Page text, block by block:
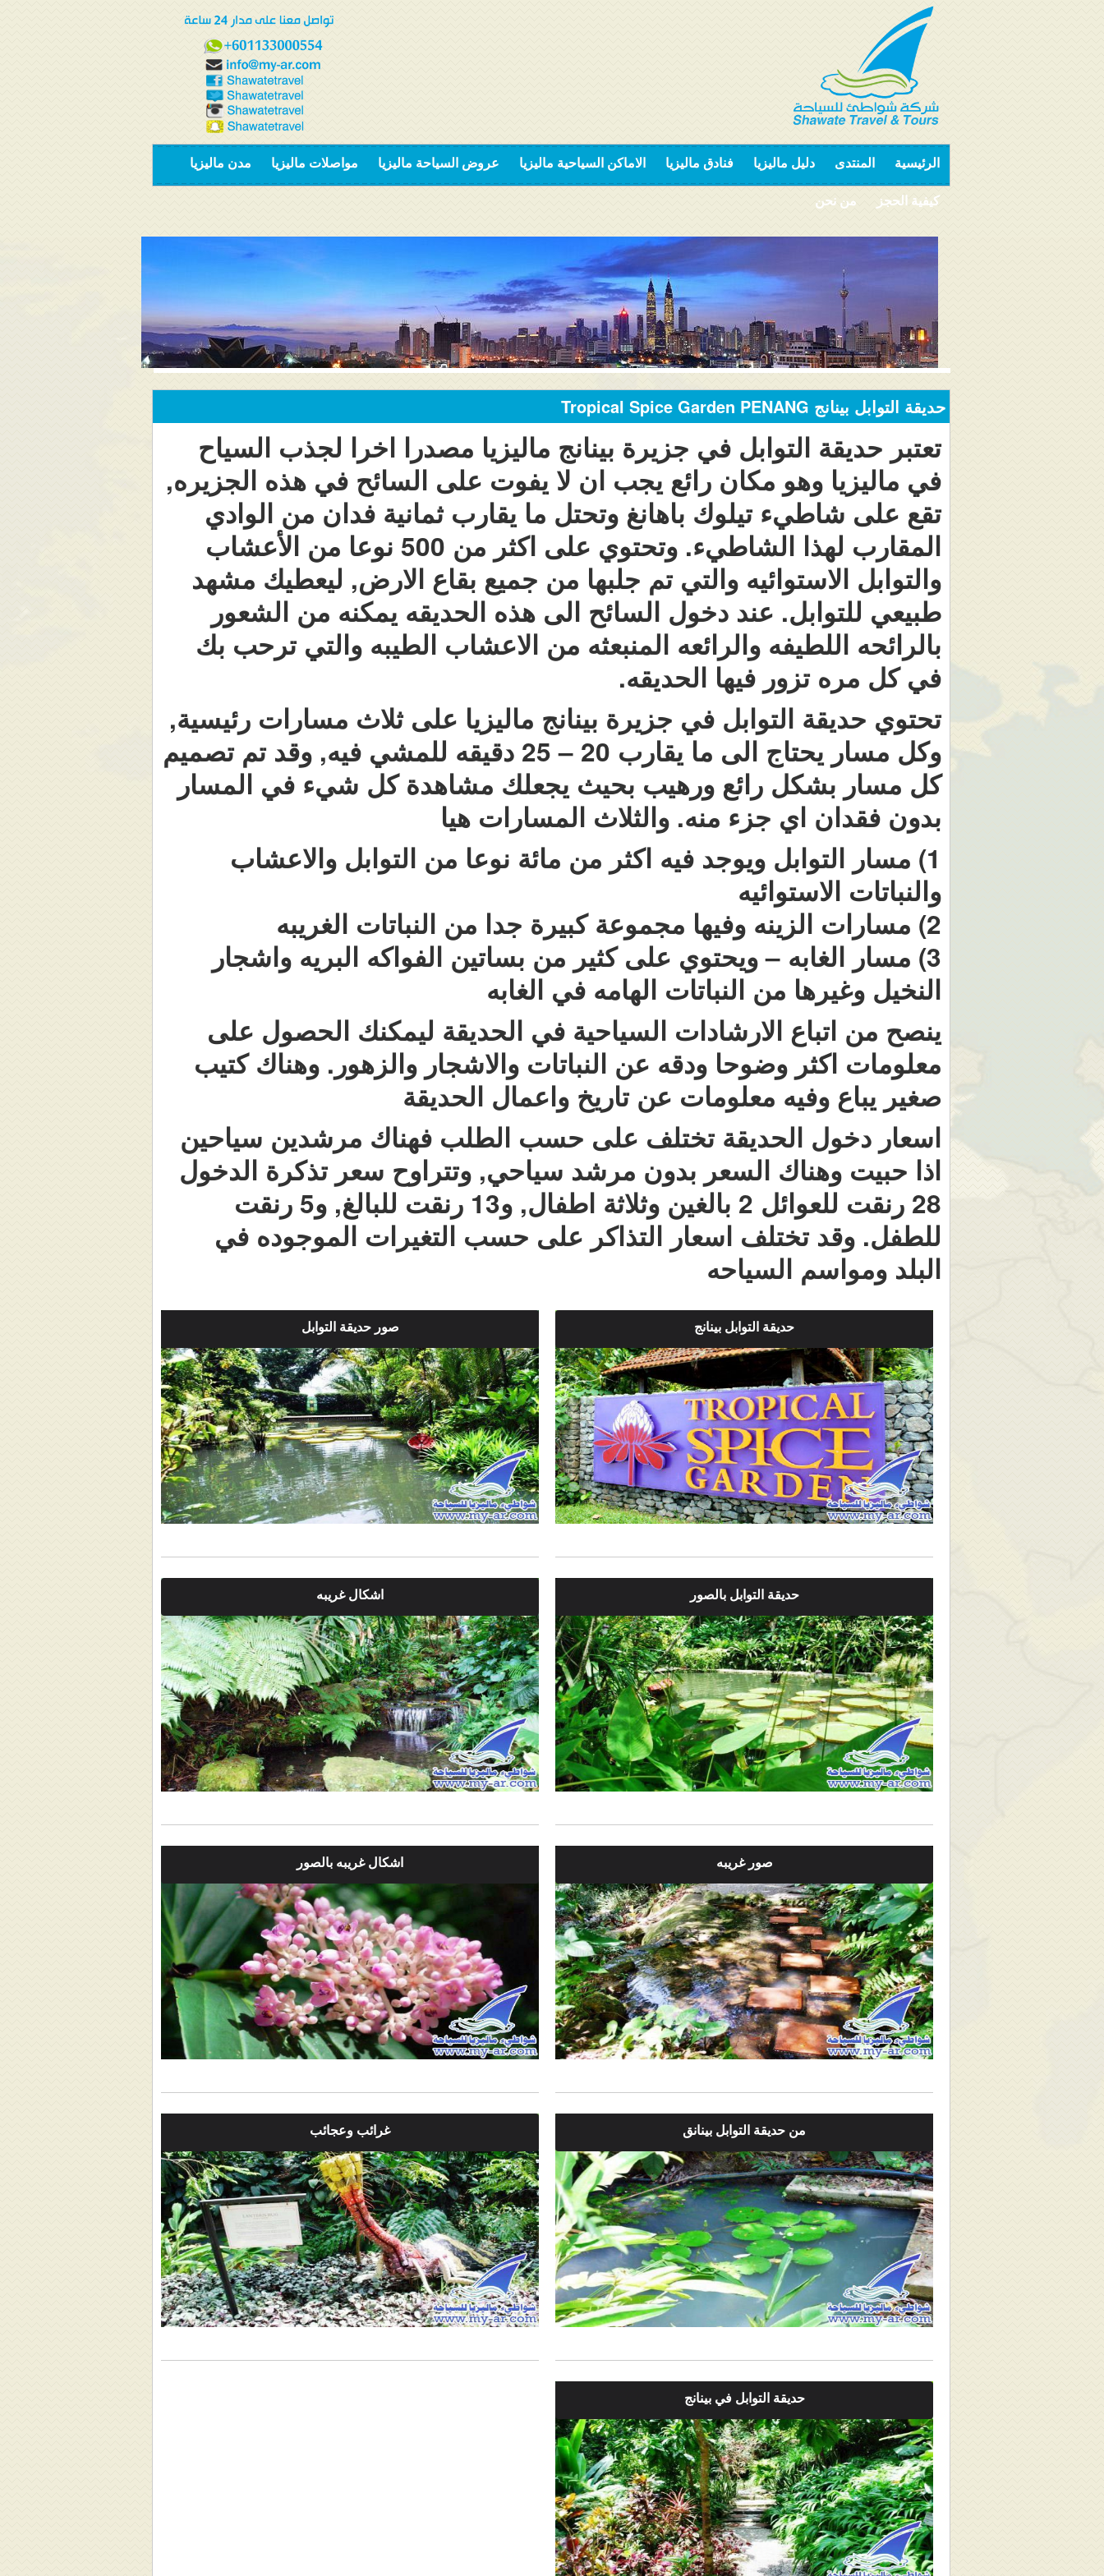
الرئيسية المنتدى دليل ماليزيا فنادق ماليزيا الاماكن السياحية ماليزيا عروض السياحة ماليزيا مواصلات ماليزيا مدن ماليزيا
كيفية الحجز من نحن
حديقة التوابل بينانج Tropical Spice Garden PENANG
تعتبر حديقة التوابل في جزيرة بينانج ماليزيا مصدرا اخرا لجذب السياح
في ماليزيا وهو مكان رائع يجب ان لا يفوت على السائح في هذه الجزيره,
تقع على شاطيء تيلوك باهانغ وتحتل ما يقارب ثمانية فدان من الوادي
المقارب لهذا الشاطيء. وتحتوي على اكثر من 500 نوعا من الأعشاب
والتوابل الاستوائيه والتي تم جلبها من جميع بقاع الارض, ليعطيك مشهد
طبيعي للتوابل. عند دخول السائح الى هذه الحديقه يمكنه من الشعور
بالرائحه اللطيفه والرائعه المنبعثه من الاعشاب الطيبه والتي ترحب بك
في كل مره تزور فيها الحديقه.
تحتوي حديقة التوابل في جزيرة بينانج ماليزيا على ثلاث مسارات رئيسية,
وكل مسار يحتاج الى ما يقارب 20 – 25 دقيقه للمشي فيه, وقد تم تصميم
كل مسار بشكل رائع ورهيب بحيث يجعلك مشاهدة كل شيء في المسار
بدون فقدان اي جزء منه. والثلاث المسارات هيا
1) مسار التوابل ويوجد فيه اكثر من مائة نوعا من التوابل والاعشاب
والنباتات الاستوائيه
2) مسارات الزينه وفيها مجموعة كبيرة جدا من النباتات الغريبه
3) مسار الغابه – ويحتوي على كثير من بساتين الفواكه البريه واشجار
النخيل وغيرها من النباتات الهامه في الغابه
ينصح من اتباع الارشادات السياحية في الحديقة ليمكنك الحصول على
معلومات اكثر وضوحا ودقه عن النباتات والاشجار والزهور. وهناك كتيب
صغير يباع وفيه معلومات عن تاريخ واعمال الحديقة
اسعار دخول الحديقة تختلف على حسب الطلب فهناك مرشدين سياحين
اذا حبيت وهناك السعر بدون مرشد سياحي, وتتراوح سعر تذكرة الدخول
28 رنقت للعوائل 2 بالغين وثلاثة اطفال, و13 رنقت للبالغ, و5 رنقت
للطفل. وقد تختلف اسعار التذاكر على حسب التغيرات الموجوده في
البلد ومواسم السياحه
حديقة التوابل بينانج صور حديقة التوابل
حديقة التوابل بالصور اشكال غريبه
صور غريبه اشكال غريبه بالصور
من حديقة التوابل بينانق غرائب وعجائب
حديقة التوابل في بينانج